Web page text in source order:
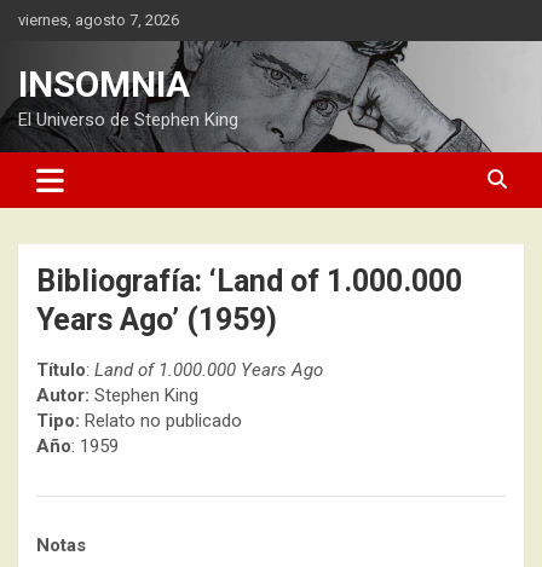
Saltarviernes, agosto 7, 2026
INSOMNIA
El Universo de Stephen King
Bibliografía: ‘Land of 1.000.000
Years Ago’ (1959)
Título: Land of 1.000.000 Years Ago
Autor: Stephen King
Tipo: Relato no publicado
Año: 1959
Notas